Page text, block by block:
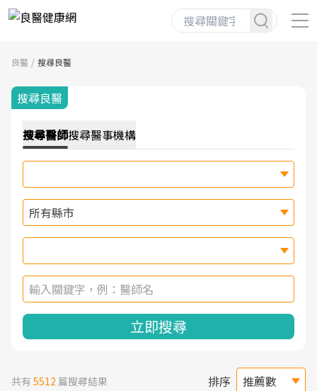
良醫 搜尋良醫
搜尋良醫
搜尋醫師搜尋醫事機構
立即搜尋
共有 5512 篇搜尋結果 排序